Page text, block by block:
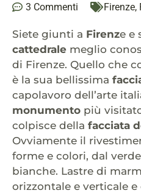
3 Commenti Firenze,
Siete giunti a Firenze e
cattedrale meglio
di Firenze. Quello che
è la sua bellissima
capolavoro dell’arte
monumento più
colpisce della facciata
Ovviamente il
forme e colori, dal
bianche. Lastre di
orizzontale e verticale